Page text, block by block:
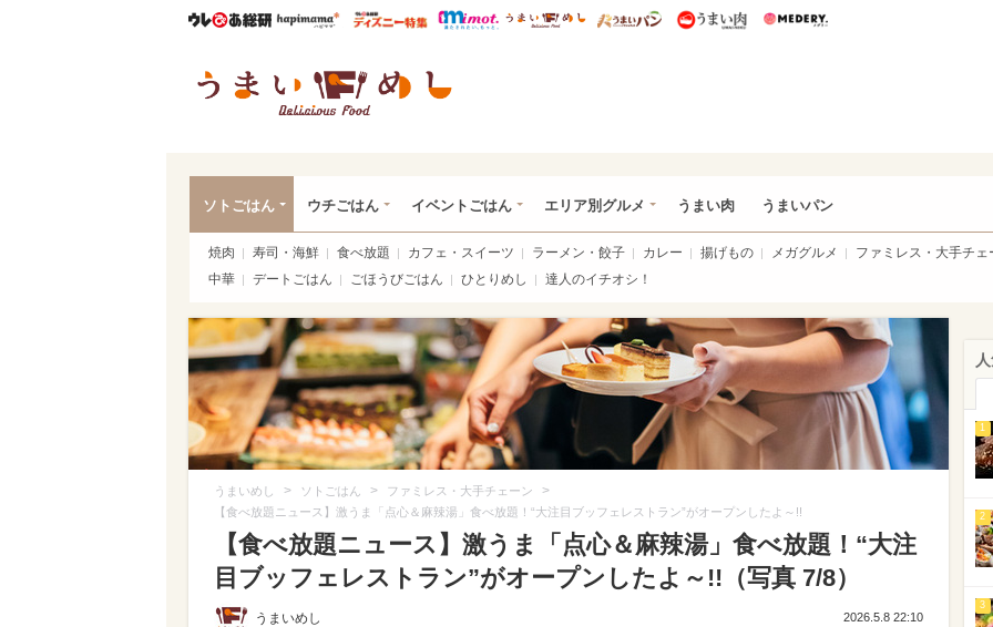
ウレぴあ総研ハピママ* ウレぴあ総研 ディズニー特集
mimot. うまいめし うまいパン うまい肉
ソトごはん ウチごはん イベントごはん エリア別グルメ うまい肉 うまいパン
焼肉 寿司・海鮮 食べ放題 カフェ・スイーツ ラーメン・餃子 カレー 揚げもの メガグルメ
ファミレス・大手チェ
中華
デートごはん ごほうびごはん ひとりめし 達人のイチオシ！
うまいめし > ソトごはん > ファミレス・大手チェーン >
【食べ放題ニュース】激うま「点心＆麻辣湯」食べ放題！“大注目ブッフェレストラン”がオープンしたよ～!!
【食べ放題ニュース】激うま「点心＆麻辣湯」食べ放題！“大注
目ブッフェレストラン”がオープンしたよ～!!（写真 7/8）
うまいめし 2026.5.8 22:10
1
2
3